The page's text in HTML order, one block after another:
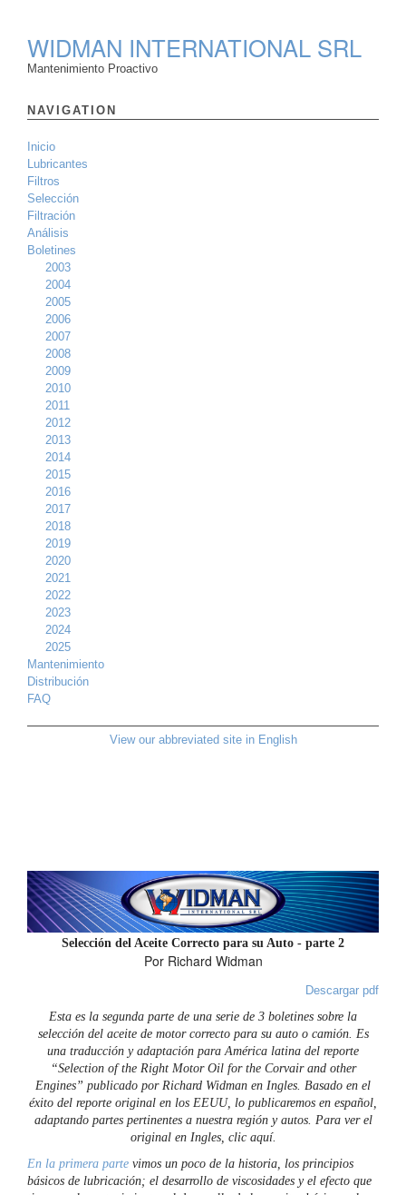
WIDMAN INTERNATIONAL SRL
Mantenimiento Proactivo
NAVIGATION
Inicio
Lubricantes
Filtros
Selección
Filtración
Análisis
Boletines
2003
2004
2005
2006
2007
2008
2009
2010
2011
2012
2013
2014
2015
2016
2017
2018
2019
2020
2021
2022
2023
2024
2025
Mantenimiento
Distribución
FAQ
View our abbreviated site in English
Selección del Aceite Correcto para su Auto - parte 2
Por Richard Widman
Descargar pdf
Esta es la segunda parte de una serie de 3 boletines sobre la
selección del aceite de motor correcto para su auto o camión. Es
una traducción y adaptación para América latina del reporte
“Selection of the Right Motor Oil for the Corvair and other
Engines” publicado por Richard Widman en Ingles. Basado en el
éxito del reporte original en los EEUU, lo publicaremos en español,
adaptando partes pertinentes a nuestra región y autos. Para ver el
original en Ingles, clic aquí.
En la primera parte vimos un poco de la historia, los principios
básicos de lubricación; el desarrollo de viscosidades y el efecto que